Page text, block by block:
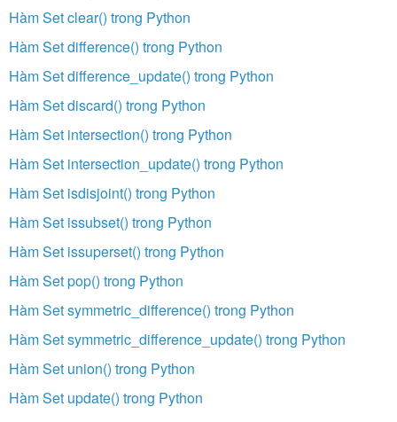
Hàm Set clear() trong Python
Hàm Set difference() trong Python
Hàm Set difference_update() trong Python
Hàm Set discard() trong Python
Hàm Set intersection() trong Python
Hàm Set intersection_update() trong Python
Hàm Set isdisjoint() trong Python
Hàm Set issubset() trong Python
Hàm Set issuperset() trong Python
Hàm Set pop() trong Python
Hàm Set symmetric_difference() trong Python
Hàm Set symmetric_difference_update() trong Python
Hàm Set union() trong Python
Hàm Set update() trong Python